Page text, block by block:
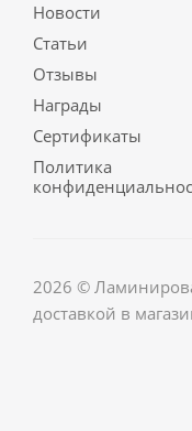
Новости
Статьи
Отзывы
Награды
Сертификаты
Политика
2026 ©
доставкой в